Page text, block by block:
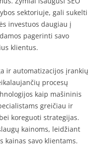
sektoriuje, gali sukelti
investuos daugiau į
pagerinti savo
klientus.
ir automatizacijos įrankių
procesų
kaip mašininis
greičiau ir
koreguoti strategijas.
kainoms, leidžiant
kainas savo klientams.